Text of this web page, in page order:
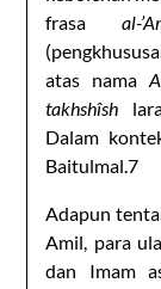
frasa al-
atas nama
takhshîsh
Dalam
Baitulmal.7
Adapun
Amil, para
dan Imam